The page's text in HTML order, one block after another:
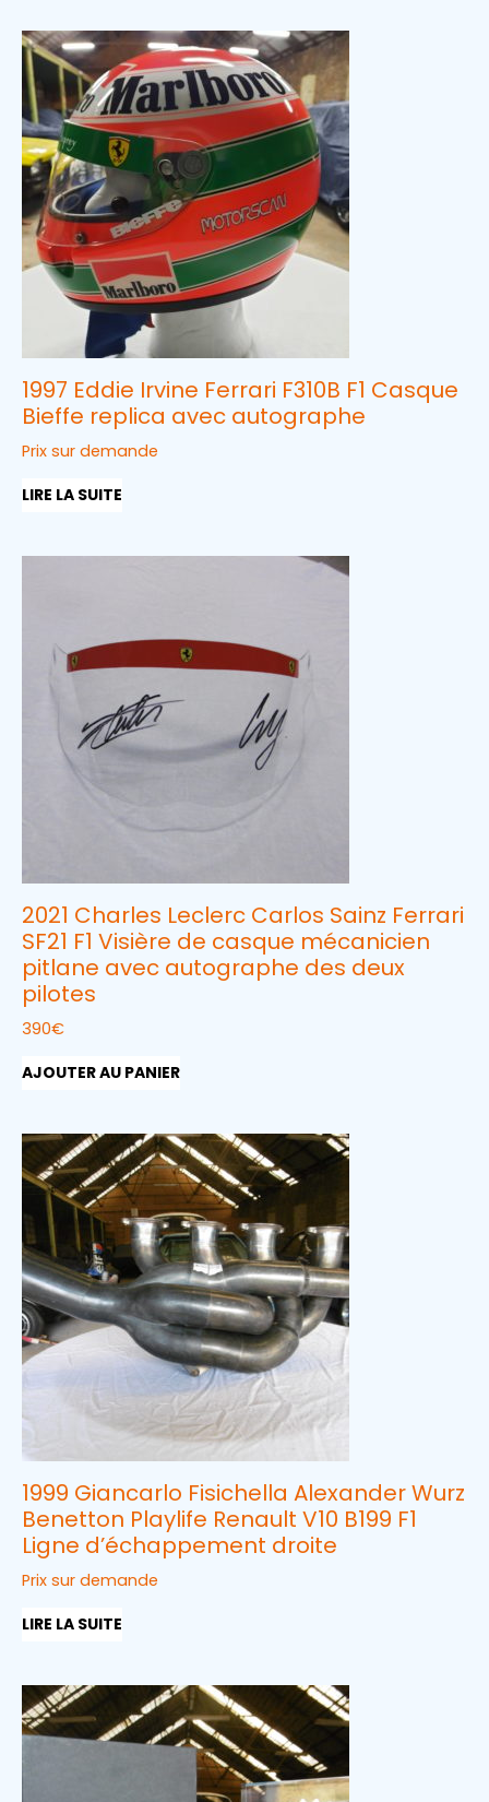
1997 Eddie Irvine Ferrari F310B F1 Casque
Bieffe replica avec autographe
Prix sur demande
LIRE LA SUITE
2021 Charles Leclerc Carlos Sainz Ferrari
SF21 F1 Visière de casque mécanicien
pitlane avec autographe des deux
pilotes
390€
AJOUTER AU PANIER
1999 Giancarlo Fisichella Alexander Wurz
Benetton Playlife Renault V10 B199 F1
Ligne d’échappement droite
Prix sur demande
LIRE LA SUITE